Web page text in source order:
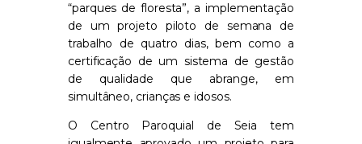
“parques de floresta”, a implementação
de um projeto piloto de semana de
trabalho de quatro dias, bem como a
certificação de um sistema de gestão
de qualidade que abrange, em
simultâneo, crianças e idosos.
O Centro Paroquial de Seia tem